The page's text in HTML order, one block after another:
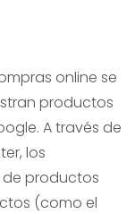
online se
productos
A través de
los
productos
(como el